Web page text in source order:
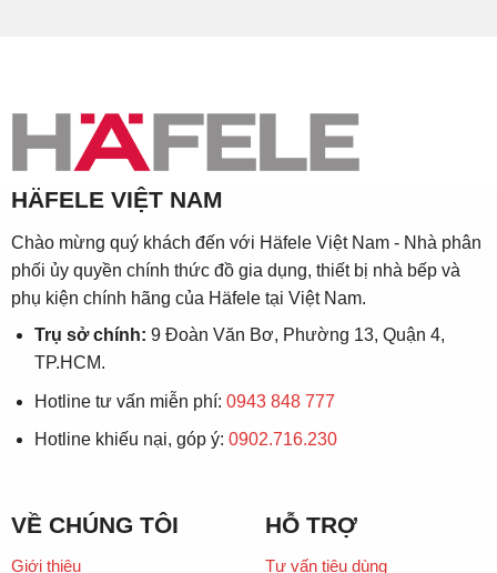
HÄFELE VIỆT NAM
Chào mừng quý khách đến với Häfele Việt Nam - Nhà phân
phối ủy quyền chính thức đồ gia dụng, thiết bị nhà bếp và
phụ kiện chính hãng của Häfele tại Việt Nam.
Trụ sở chính: 9 Đoàn Văn Bơ, Phường 13, Quận 4,
TP.HCM.
Hotline tư vấn miễn phí: 0943 848 777
Hotline khiếu nại, góp ý: 0902.716.230
VỀ CHÚNG TÔI
Giới thiệu
HỖ TRỢ
Tư vấn tiêu dùng